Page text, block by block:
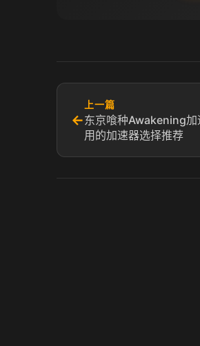
←
上一篇
东京喰种Awakening加
用的加速器选择推荐